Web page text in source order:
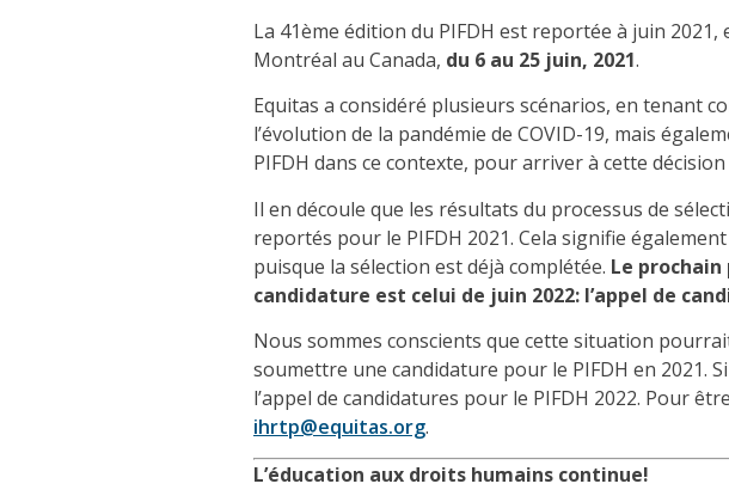
La 41ème édition du PIFDH est reportée à juin 2021,
Montréal au Canada, du 6 au 25 juin, 2021.
Equitas a considéré plusieurs scénarios, en tenant
l’évolution de la pandémie de COVID-19, mais
PIFDH dans ce contexte, pour arriver à cette décision
Il en découle que les résultats du processus de
reportés pour le PIFDH 2021. Cela signifie
puisque la sélection est déjà complétée. Le
candidature est celui de juin 2022: l’appel de
Nous sommes conscients que cette situation pourra
soumettre une candidature pour le PIFDH en 2021.
l’appel de candidatures pour le PIFDH 2022. Pour
ihrtp@equitas.org.
L’éducation aux droits humains continue!